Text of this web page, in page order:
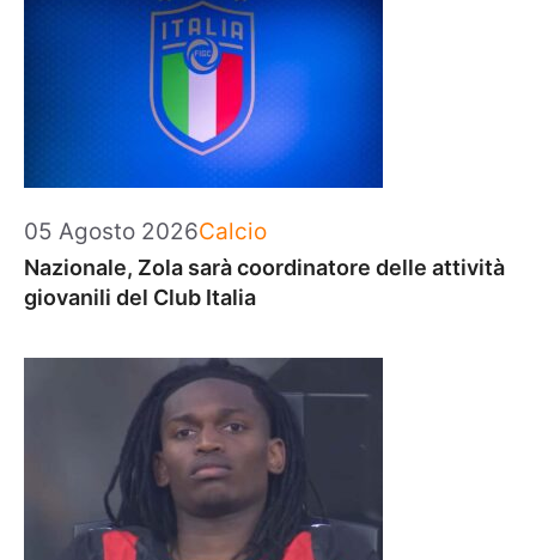
05 Agosto 2026Categorie
Calcio
Nazionale, Zola sarà coordinatore delle attività
giovanili del Club Italia